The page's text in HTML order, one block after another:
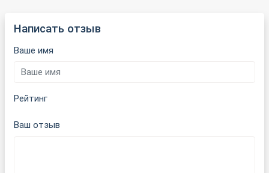
Написать отзыв
Ваше имя
Рейтинг
Ваш отзыв